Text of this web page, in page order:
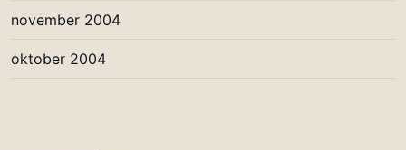
november 2004
oktober 2004